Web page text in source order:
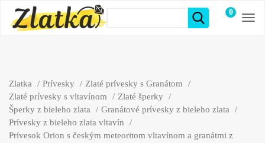
0
položiek
Zlatka Prívesky
Zlaté prívesky s Granátom
Zlaté prívesky s vltavínom
Zlaté šperky
Šperky z bieleho zlata
Granátové prívesky z bieleho zlata
Prívesky z bieleho zlata vltavín
Prívesok Orion s českým meteoritom vltavínom a granátmi z